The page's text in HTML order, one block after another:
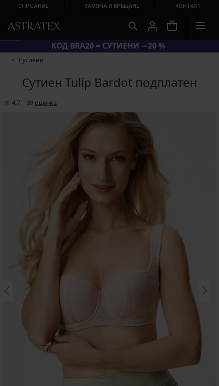
СПИСАНИЕ ЗАМЯНА И ВРЪЩАНЕ КОНТАКТ
КОД BRA20 = СУТИЕНИ −20 %
Сутиени
Сутиен Tulip Bardot подплатен
4,7 39 oценка